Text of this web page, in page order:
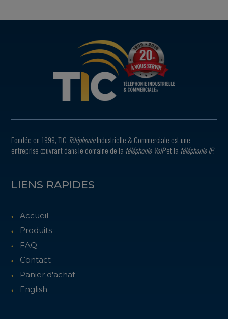
Fondée en 1999, TIC TéléphonieIndustrielle & Commerciale est une
entreprise œuvrant dans le domaine de la téléphonie VoIPet la téléphonie IP.
LIENS RAPIDES
Accueil
Produits
FAQ
Contact
Panier d'achat
English